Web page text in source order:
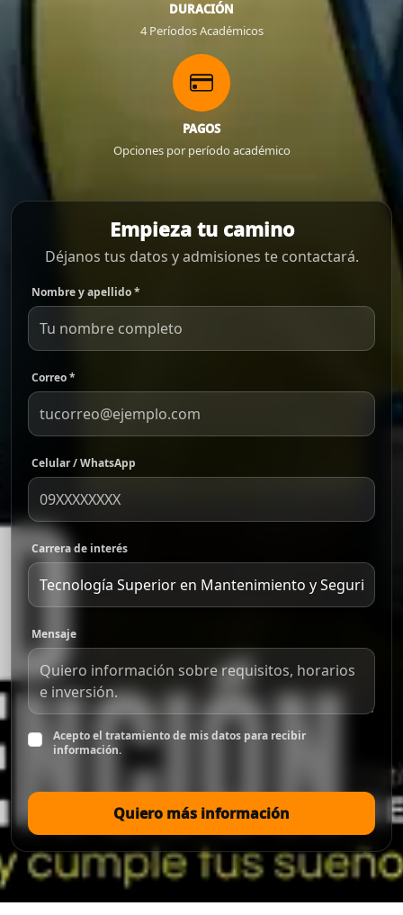
DURACIÓN
4 Períodos Académicos
PAGOS
Opciones por período académico
Empieza tu camino
Déjanos tus datos y admisiones te contactará.
Nombre y apellido *
Correo *
Celular / WhatsApp
Carrera de interés
Mensaje
Acepto el tratamiento de mis datos para recibir
información.
Quiero más información